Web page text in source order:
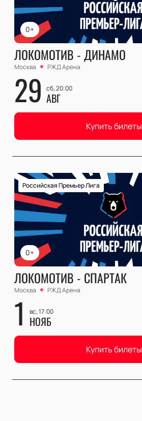
0+
ЛОКОМОТИВ - ДИНАМО
Москва РЖД Арена
29 сб, 20:00
АВГ
Купить билеты
0+
Российская Премьер Лига
ЛОКОМОТИВ - СПАРТАК
Москва РЖД Арена
1 вс, 17:00
НОЯБ
Купить билеты